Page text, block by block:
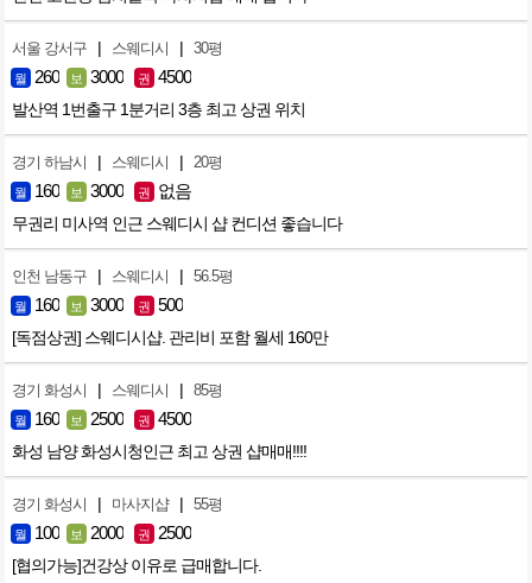
서울 강서구 | 스웨디시 | 30평
월 260 보 3000 권 4500
발산역 1번출구 1분거리 3층 최고 상권 위치
경기 하남시 | 스웨디시 | 20평
월 160 보 3000 권 없음
무권리 미사역 인근 스웨디시 샵 컨디션 좋습니다
인천 남동구 | 스웨디시 | 56.5평
월 160 보 3000 권 500
[독점상권] 스웨디시샵. 관리비 포함 월세 160만
경기 화성시 | 스웨디시 | 85평
월 160 보 2500 권 4500
화성 남양 화성시청인근 최고 상권 샵매매!!!!
경기 화성시 | 마사지샵 | 55평
월 100 보 2000 권 2500
[협의가능]건강상 이유로 급매합니다.